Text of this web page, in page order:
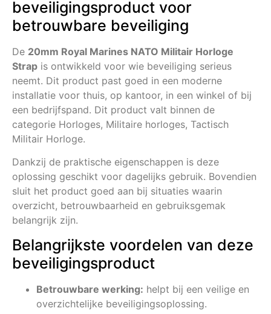
beveiligingsproduct voor
betrouwbare beveiliging
De 20mm Royal Marines NATO Militair Horloge
Strap is ontwikkeld voor wie beveiliging serieus
neemt. Dit product past goed in een moderne
installatie voor thuis, op kantoor, in een winkel of bij
een bedrijfspand. Dit product valt binnen de
categorie Horloges, Militaire horloges, Tactisch
Militair Horloge.
Dankzij de praktische eigenschappen is deze
oplossing geschikt voor dagelijks gebruik. Bovendien
sluit het product goed aan bij situaties waarin
overzicht, betrouwbaarheid en gebruiksgemak
belangrijk zijn.
Belangrijkste voordelen van deze
beveiligingsproduct
Betrouwbare werking: helpt bij een veilige en
overzichtelijke beveiligingsoplossing.